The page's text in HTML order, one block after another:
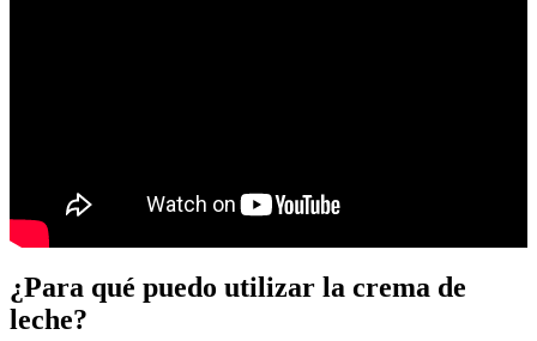
¿Para qué puedo utilizar la crema de
leche?